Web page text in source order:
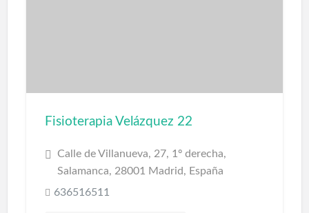
Fisioterapia Velázquez 22
Calle de Villanueva, 27, 1º derecha,
Salamanca, 28001 Madrid, España
636516511